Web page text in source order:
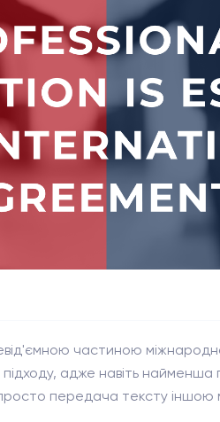
частиною
адже навіть
передача тексту іншою